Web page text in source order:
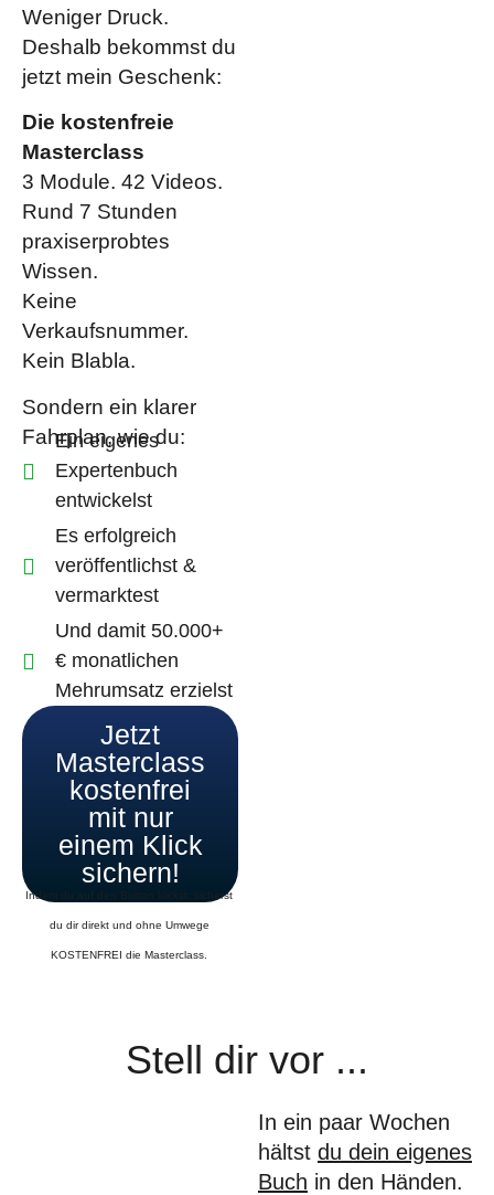
Weniger Druck.
Deshalb bekommst du
jetzt mein Geschenk:
Die kostenfreie
Masterclass
3 Module. 42 Videos.
Rund 7 Stunden
praxiserprobtes
Wissen.
Keine
Verkaufsnummer.
Kein Blabla.
Sondern ein klarer
Fahrplan, wie du:
Ein eigenes
Expertenbuch
entwickelst
Es erfolgreich
veröffentlichst &
vermarktest
Und damit 50.000+
€ monatlichen
Mehrumsatz erzielst
Jetzt
Masterclass
kostenfrei
mit nur
einem Klick
sichern!
Indem du auf den Button klickst, sicherst
du dir direkt und ohne Umwege
KOSTENFREI die Masterclass.
Stell dir vor ...
In ein paar Wochen
hältst du dein eigenes
Buch in den Händen.